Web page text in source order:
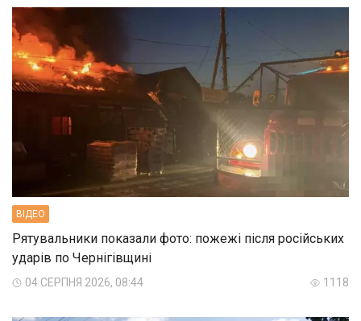
ВIДЕО
Рятувальники показали фото: пожежі після російських
ударів по Чернігівщині
04 СЕРПНЯ 2026, 08:44 1118